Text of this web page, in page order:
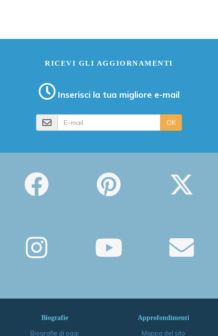
RICEVI GLI AGGIORNAMENTI
Inserisci la tua migliore e-mail
OK
Biografie
Biografie di oggi
Approfondimenti
Mappa del sito